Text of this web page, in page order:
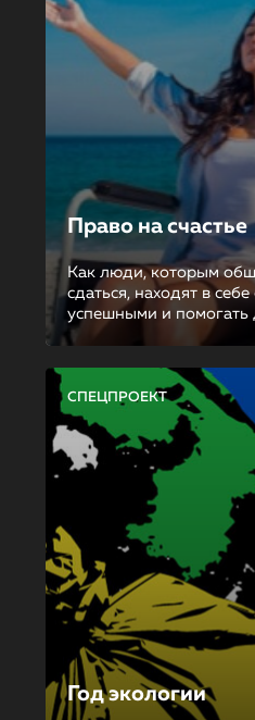
Право на счастье
Как люди, которым
сдаться, находят в
успешными и помогать
СПЕЦПРОЕКТ
Год экологии